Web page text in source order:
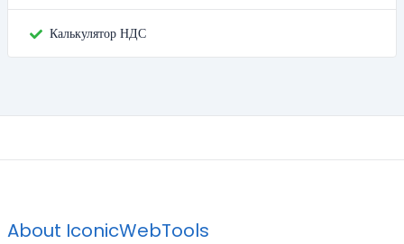
Калькулятор НДС
About IconicWebTools